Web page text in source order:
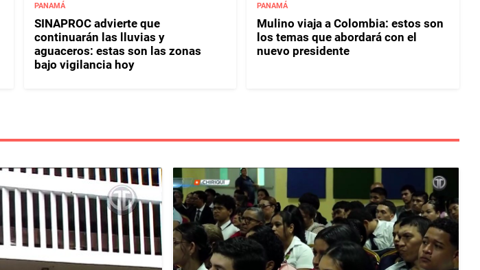
PANAMÁ
SINAPROC advierte que
continuarán las lluvias y
aguaceros: estas son las zonas
bajo vigilancia hoy
PANAMÁ
Mulino viaja a Colombia: estos son
los temas que abordará con el
nuevo presidente